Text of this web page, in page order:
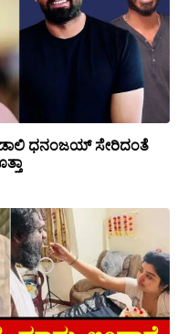
ಡಾಲಿ ಧನಂಜಯ್ ಸೇರಿದಂತೆ